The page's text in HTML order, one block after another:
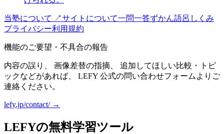
当塾について ↗サイトについて一問一答ずかん語呂 しくみ
プライバシー利用規約
機能のご要望・不具合の報告
内容の誤り、 画像差替の指摘、 追加してほしい比較・トピ
ックなどがあれば、 LEFY 公式の問い合わせフォームよりご
連絡ください。
lefy.jp/contact/ →
LEFYの無料学習ツール